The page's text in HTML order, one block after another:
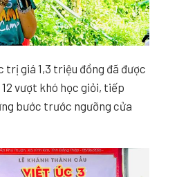
trị giá 1,3 triệu đồng đã được
vượt khó học giỏi, tiếp
bước trước ngưỡng cửa